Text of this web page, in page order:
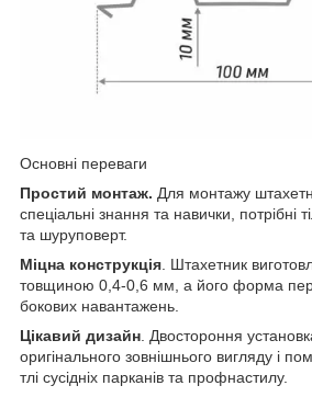
Основні переваги
Простий монтаж. Для монтажу
спеціальні знання та навички, потрібні
та шуруповерт.
Міцна конструкція . Штахетник
товщиною 0,4-0,6 мм, а його форма
бокових навантажень.
Цікавий дизайн . Двостороння
оригінального зовнішнього вигляду і
тлі сусідніх парканів та профнастилу.